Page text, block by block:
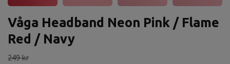
Våga Headband Neon Pink / Flame
Red / Navy
249 kr